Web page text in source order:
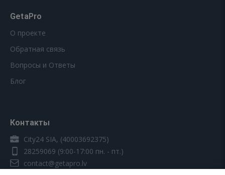
GetaPro
О проекте
Обратная связь
Вопросы и Ответы
Блог
Контакты
City24 SIA, (40003692375)
28259069 (9:00-17:00 пн. - пт.)
contact@getapro.lv